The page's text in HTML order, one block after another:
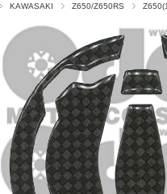
KAWASAKI
Z650/Z650RS